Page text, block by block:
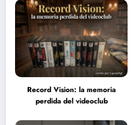
Record Vision: la memoria
perdida del videoclub